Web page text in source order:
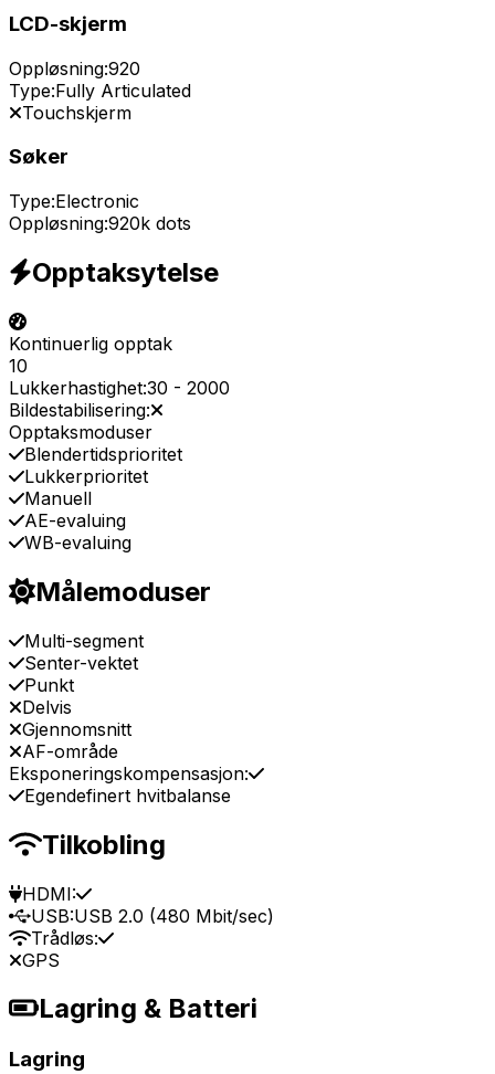
LCD-skjerm
Oppløsning:920
Type:Fully Articulated
Touchskjerm
Søker
Type:Electronic
Oppløsning:920k dots
Opptaksytelse
Kontinuerlig opptak
10
Lukkerhastighet:30 - 2000
Bildestabilisering:
Opptaksmoduser
Blendertidsprioritet
Lukkerprioritet
Manuell
AE-evaluing
WB-evaluing
Målemoduser
Multi-segment
Senter-vektet
Punkt
Delvis
Gjennomsnitt
AF-område
Eksponeringskompensasjon:
Egendefinert hvitbalanse
Tilkobling
HDMI:
USB:USB 2.0 (480 Mbit/sec)
Trådløs:
GPS
Lagring & Batteri
Lagring